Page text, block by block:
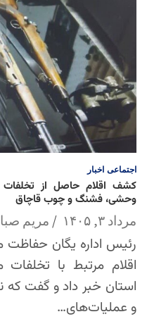
اجتماعی اخبار
کشف اقلام حاصل از تخلفات
وحشی، فشنگ و چوب قاچاق
مرداد ۳, ۱۴۰۵ مریم
رئیس اداره یگان
اقلام مرتبط با
استان خبر داد و گفت که
و عملیات‌های…